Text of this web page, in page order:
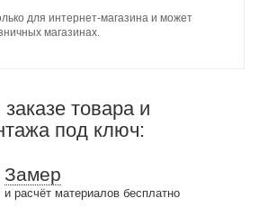
для интернет-магазина и может
магазинах.
товара и
под ключ:
Замер
и расчёт материалов бесплатно